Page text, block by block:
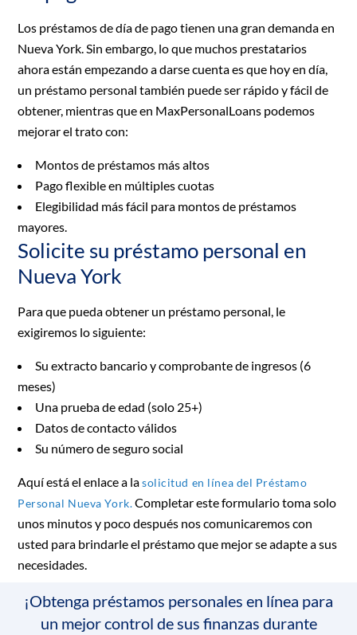
Los préstamos de día de pago tienen una gran demanda en
Nueva York. Sin embargo, lo que muchos prestatarios
ahora están empezando a darse cuenta es que hoy en día,
un préstamo personal también puede ser rápido y fácil de
obtener, mientras que en MaxPersonalLoans podemos
mejorar el trato con:
Montos de préstamos más altos
Pago flexible en múltiples cuotas
Elegibilidad más fácil para montos de préstamos
mayores.
Solicite su préstamo personal en
Nueva York
Para que pueda obtener un préstamo personal, le
exigiremos lo siguiente:
Su extracto bancario y comprobante de ingresos (6
meses)
Una prueba de edad (solo 25+)
Datos de contacto válidos
Su número de seguro social
Aquí está el enlace a lasolicitud en línea del Préstamo
Personal Nueva York.Completar este formulario toma solo
unos minutos y poco después nos comunicaremos con
usted para brindarle el préstamo que mejor se adapte a sus
necesidades.
¡Obtenga préstamos personales en línea para
un mejor control de sus finanzas durante